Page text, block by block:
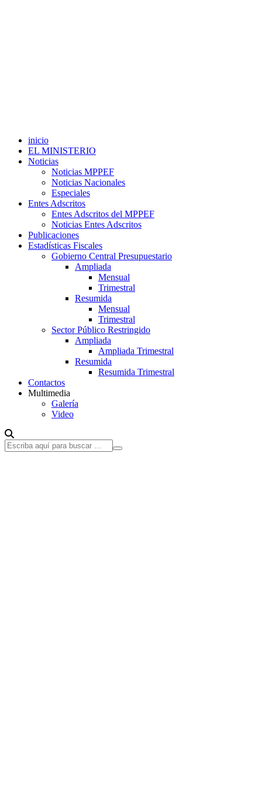
inicio
EL MINISTERIO
Noticias
Noticias MPPEF
Noticias Nacionales
Especiales
Entes Adscritos
Entes Adscritos del MPPEF
Noticias Entes Adscritos
Publicaciones
Estadísticas Fiscales
Gobierno Central Presupuestario
Ampliada
Mensual
Trimestral
Resumida
Mensual
Trimestral
Sector Público Restringido
Ampliada
Ampliada Trimestral
Resumida
Resumida Trimestral
Contactos
Multimedia
Galería
Video